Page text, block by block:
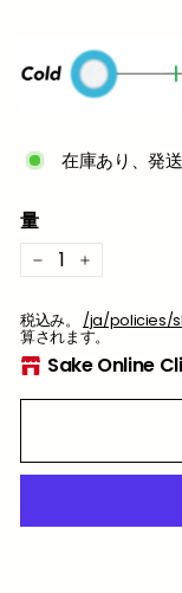
在庫あり、発
量
− +
税込み。 /ja/policies/
算されます。
Sake Online